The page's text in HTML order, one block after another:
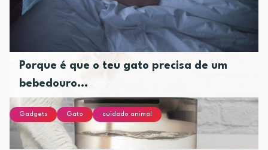
Porque é que o teu gato precisa de um
bebedouro...
Gadgets Gato cuidado animal